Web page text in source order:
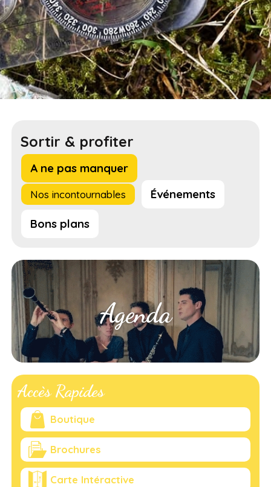
Sortir & profiter
A ne pas manquer
Nos incontournables Événements
Bons plans
Agenda
Accès Rapides
Boutique
Brochures
Carte Intéractive